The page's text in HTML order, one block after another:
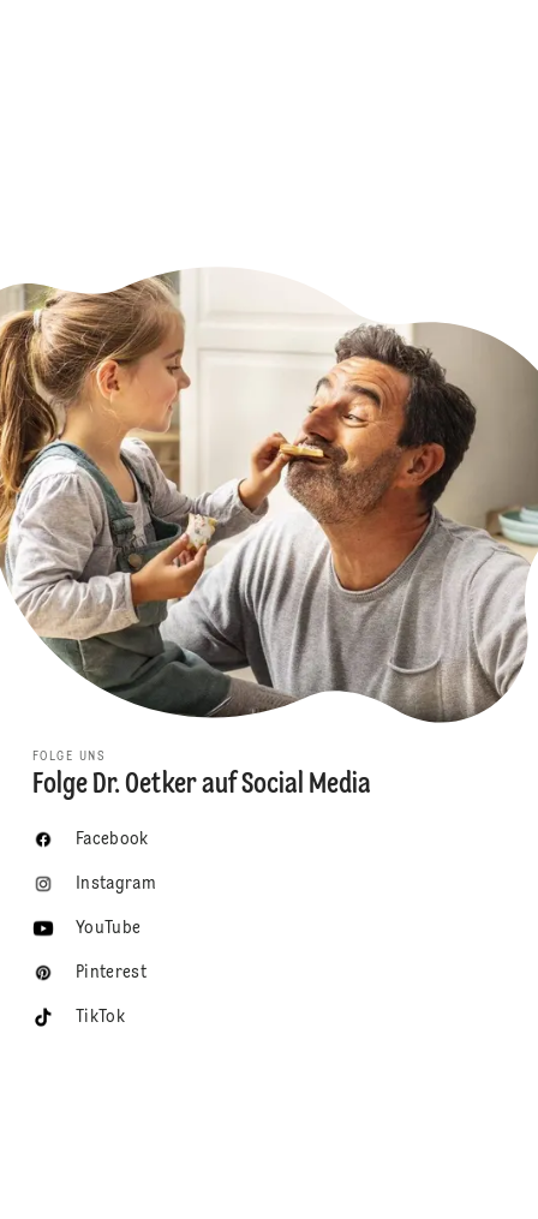
FOLGE UNS
Folge Dr. Oetker auf Social Media
Facebook
Instagram
YouTube
Pinterest
TikTok